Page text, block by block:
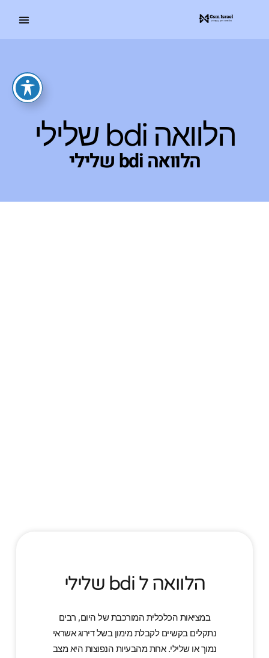
הלוואה bdi שלילי
הלוואה bdi שלילי
הלוואה ל bdi שלילי
במציאות הכלכלית המורכבת של היום, רבים
נתקלים בקשיים לקבלת מימון בשל דירוג אשראי
נמוך או שלילי. אחת מהבעיות הנפוצות היא מצב